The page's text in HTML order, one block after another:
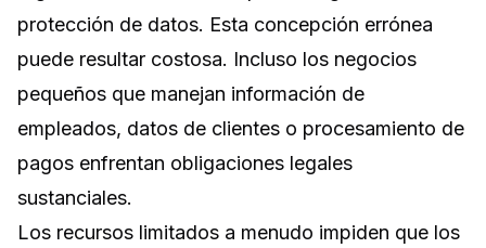
protección de datos. Esta concepción errónea
puede resultar costosa. Incluso los negocios
pequeños que manejan información de
empleados, datos de clientes o procesamiento de
pagos enfrentan obligaciones legales
sustanciales.
Los recursos limitados a menudo impiden que los